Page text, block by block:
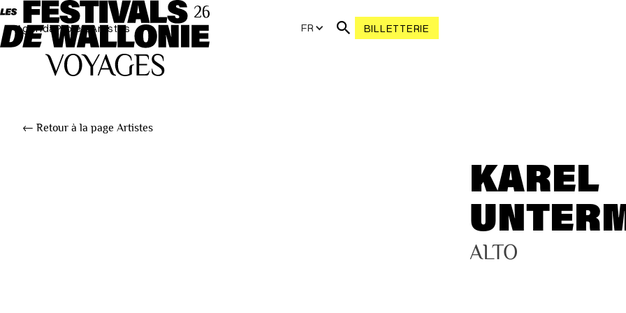
AgendaProjetsArtistes FR BILLETTERIE
← Retour à la page Artistes
KAREL
ALTO